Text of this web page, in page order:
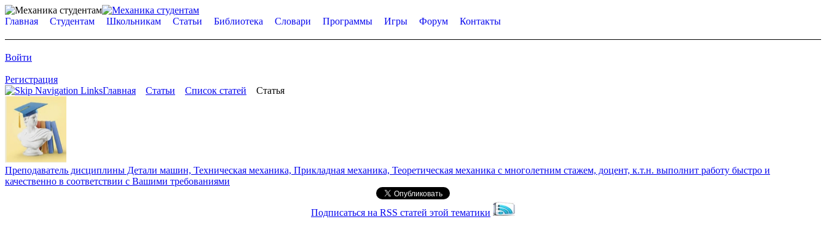
Главная Студентам Школьникам Статьи Библиотека Словари Программы Игры Форум Контакты
Войти
Регистрация
Главная
Статьи Список статей Статья
Преподаватель дисциплины Детали машин, Техническая механика, Прикладная механика, Теоретическая механика с многолетним стажем, доцент, к.т.н. выполнит работу быстро и
качественно в соответствии с Вашими требованиями
Подписаться на RSS статей этой тематики